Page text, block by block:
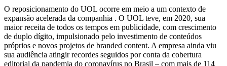
O reposicionamento do UOL ocorre em meio a um contexto de
expansão acelerada da companhia . O UOL teve, em 2020, sua
maior receita de todos os tempos em publicidade, com crescimento
de duplo dígito, impulsionado pelo investimento de conteúdos
próprios e novos projetos de branded content. A empresa ainda viu
sua audiência atingir recordes seguidos por conta da cobertura
editorial da pandemia do coronavírus no Brasil – com mais de 114